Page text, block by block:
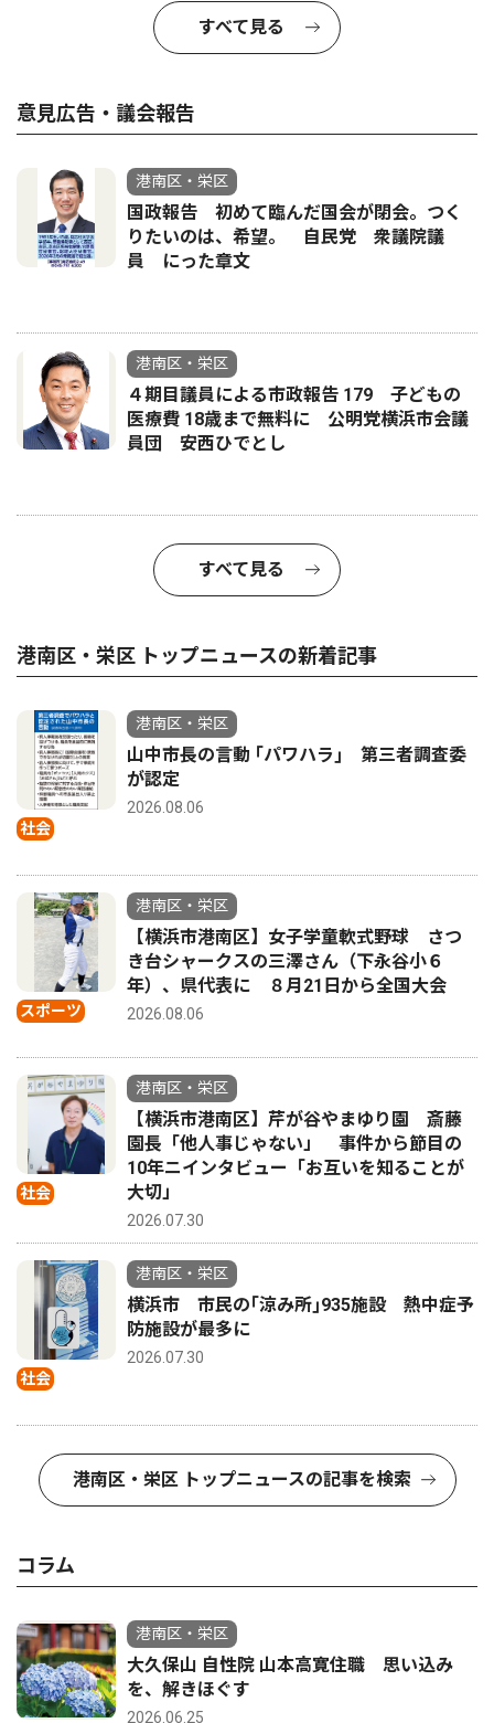
すべて見る
意見広告・議会報告
港南区・栄区
国政報告 初めて臨んだ国会が閉会。つく
りたいのは、希望。 自民党 衆議院議
員 にった章文
港南区・栄区
４期目議員による市政報告 179 子どもの
医療費 18歳まで無料に 公明党横浜市会議
員団 安西ひでとし
すべて見る
港南区・栄区 トップニュースの新着記事
社会
港南区・栄区
山中市長の言動 ｢パワハラ｣ 第三者調査委
が認定
2026.08.06
スポーツ
港南区・栄区
【横浜市港南区】女子学童軟式野球 さつ
き台シャークスの三澤さん（下永谷小６
年）、県代表に ８月21日から全国大会
2026.08.06
社会
港南区・栄区
【横浜市港南区】芹が谷やまゆり園 斎藤
園長「他人事じゃない」 事件から節目の
10年ニインタビュー「お互いを知ることが
大切」
2026.07.30
社会
港南区・栄区
横浜市 市民の｢涼み所｣935施設 熱中症予
防施設が最多に
2026.07.30
港南区・栄区 トップニュースの記事を検索
コラム
港南区・栄区
大久保山 自性院 山本高寛住職 思い込み
を、解きほぐす
2026.06.25